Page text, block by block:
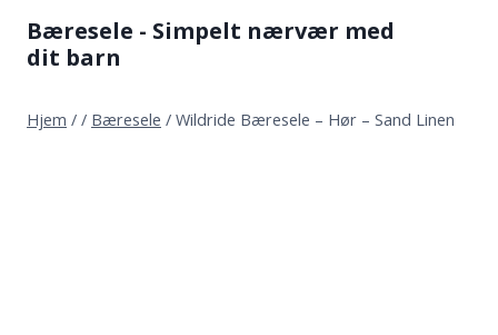
indhold
Bæresele - Simpelt nærvær med
dit barn
Hjem / / Bæresele / Wildride Bæresele – Hør – Sand Linen